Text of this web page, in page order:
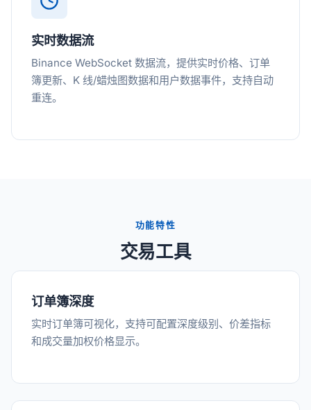
实时数据流
Binance WebSocket 数据流，提供实时价格、订单
簿更新、K 线/蜡烛图数据和用户数据事件，支持自动
重连。
功能特性
交易工具
订单簿深度
实时订单簿可视化，支持可配置深度级别、价差指标
和成交量加权价格显示。